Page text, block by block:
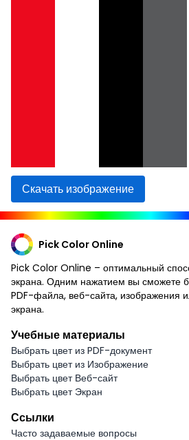
Скачать изображение
Pick Color Online
Pick Color Online – оптимальный
экрана. Одним нажатием вы сможете
PDF-файла, веб-сайта, изображения
экрана.
Учебные материалы
Выбрать цвет из PDF-документ
Выбрать цвет из Изображение
Выбрать цвет Веб-сайт
Выбрать цвет Экран
Ссылки
Часто задаваемые вопросы